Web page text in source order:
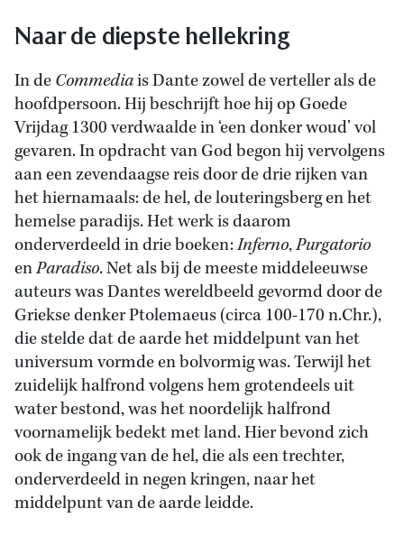
Naar de diepste hellekring
In deCommediais Dante zowel de verteller als de
hoofdpersoon. Hij beschrijft hoe hij op Goede
Vrijdag 1300 verdwaalde in ‘een donker woud’ vol
gevaren. In opdracht van God begon hij vervolgens
aan een zevendaagse reis door de drie rijken van
het hiernamaals: de hel, de louteringsberg en het
hemelse paradijs. Het werk is daarom
onderverdeeld in drie boeken:Inferno,Purgatorio
enParadiso. Net als bij de meeste middeleeuwse
auteurs was Dantes wereldbeeld gevormd door de
Griekse denker Ptolemaeus (circa 100-170 n.Chr.),
die stelde dat de aarde het middelpunt van het
universum vormde en bolvormig was. Terwijl het
zuidelijk halfrond volgens hem grotendeels uit
water bestond, was het noordelijk halfrond
voornamelijk bedekt met land. Hier bevond zich
ook de ingang van de hel, die als een trechter,
onderverdeeld in negen kringen, naar het
middelpunt van de aarde leidde.